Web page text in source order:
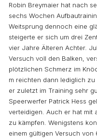
Robin Breymaier hat nach
sechs Wochen
Weitsprung dennoch eine
steigerte er sich um drei
vier Jahre Älteren Achter.
Versuch voll den Balken,
plötzlichen Schmerz im
m reichten dann lediglich
er zuletzt im Training sehr
Speerwerfer Patrick Hess
verteidigen. Auch er hat mit
zu kämpfen. Wenigstens
einem gültigen Versuch